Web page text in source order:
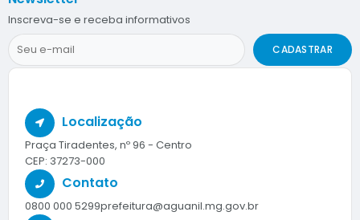
Localização
Praça Tiradentes, nº 96 - Centro
CEP: 37273-000
Contato
0800 000 5299prefeitura@aguanil.mg.gov.br
Inscreva-se e receba informativos
CADASTRAR